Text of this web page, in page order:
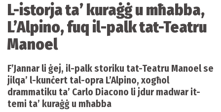
L-istorja ta’ kuraġġ u mħabba,
L’Alpino, fuq il-palk tat-Teatru
Manoel
F’Jannar li ġej, il-palk storiku tat-Teatru Manoel se
jilqa’ l-kunċert tal-opra L’Alpino, xogħol
drammatiku ta’ Carlo Diacono li jdur madwar it-
temi ta’ kuraġġ u mħabba